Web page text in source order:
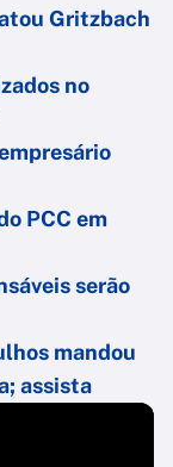
Gritzbach
no
PCC em
serão
mandou
assista